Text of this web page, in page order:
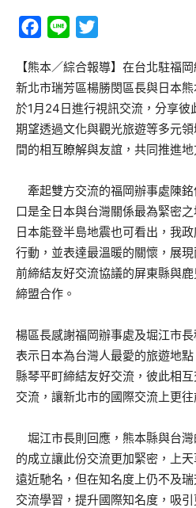
Facebook
Line
【熊本／綜合報導】在台北駐福
新北市瑞芳區楊勝閔區長與日本
於1月24日進行視訊交流，分享彼
期望透過文化與觀光旅遊等多元
間的相互瞭解與友誼，共同推進地
牽起雙方交流的福岡辦事處陳
口是全日本與台灣關係最為緊密
日本能登半島地震也可看出，我
行動，並表達最溫暖的關懷，展
前締結友好交流協議的屏東縣與
締盟合作。
楊區長感謝福岡辦事處及堀江市
表示日本為台灣人最愛的旅遊地
縣琴平町締結友好交流，彼此相
交流，讓新北市的國際交流上更往
堀江市長則回應，熊本縣與台
的成立讓此份交流更加緊密，上
遠近馳名，但在知名度上仍不及
交流學習，提升國際知名度，吸